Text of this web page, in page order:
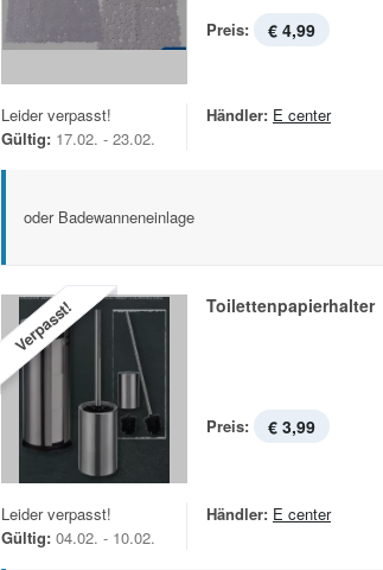
Preis: € 4,99
Leider verpasst!
Gültig: 17.02. - 23.02.
Händler: E center
oder Badewanneneinlage
Verpasst! Toilettenpapierhalter
Preis: € 3,99
Leider verpasst!
Gültig: 04.02. - 10.02.
Händler: E center